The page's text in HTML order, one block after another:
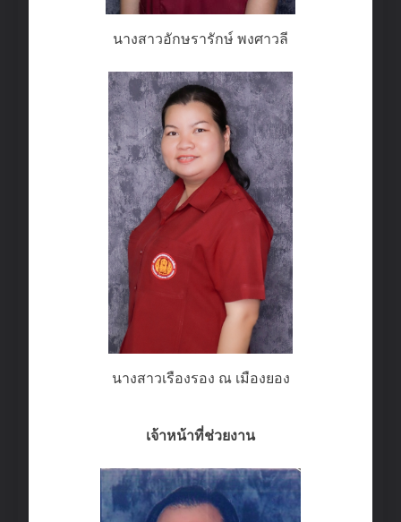
นางสาวอักษรารักษ์ พงศาวลี
นางสาวเรืองรอง ณ เมืองยอง
เจ้าหน้าที่ช่วยงาน